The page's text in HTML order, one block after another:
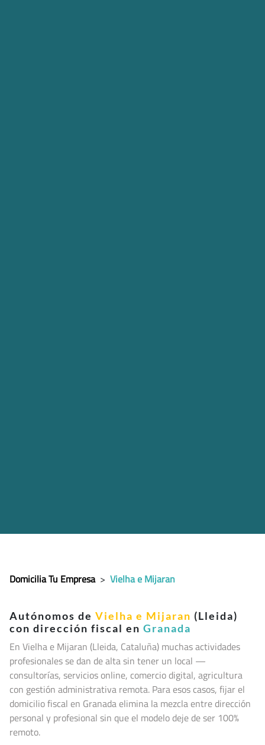
Domicilia Tu Empresa > Vielha e Mijaran
Autónomos de Vielha e Mijaran (Lleida)
con dirección fiscal en Granada
En Vielha e Mijaran (Lleida, Cataluña) muchas actividades
profesionales se dan de alta sin tener un local —
consultorías, servicios online, comercio digital, agricultura
con gestión administrativa remota. Para esos casos, fijar el
domicilio fiscal en Granada elimina la mezcla entre dirección
personal y profesional sin que el modelo deje de ser 100%
remoto.